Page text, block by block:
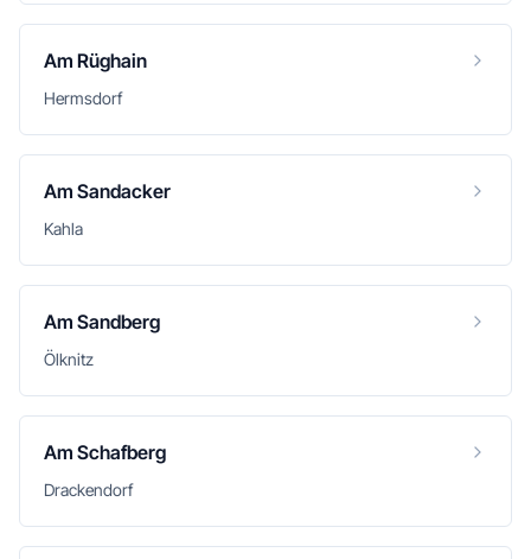
Am Rüghain
Hermsdorf
Am Sandacker
Kahla
Am Sandberg
Ölknitz
Am Schafberg
Drackendorf